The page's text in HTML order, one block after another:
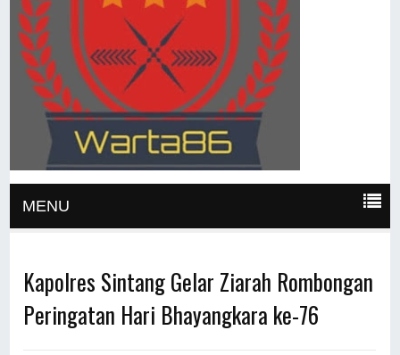
MENU
Kapolres Sintang Gelar Ziarah Rombongan
Peringatan Hari Bhayangkara ke-76